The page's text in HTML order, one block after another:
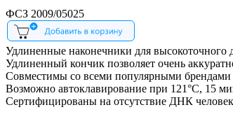
ФСЗ 2009/05025
Удлиненные наконечники для высокоточного
Удлиненный кончик позволяет очень
Совместимы со всеми популярными брендами
Возможно автоклавирование при 121°С, 15
Сертифицированы на отсутствие ДНК